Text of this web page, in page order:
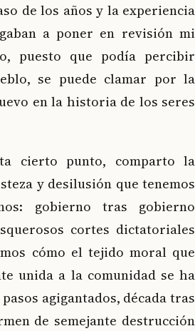
de los años y la experiencia
a poner en revisión mi
puesto que podía percibir
se puede clamar por la
en la historia de los seres
cierto punto, comparto la
y desilusión que tenemos
gobierno tras gobierno
cortes dictatoriales
cómo el tejido moral que
unida a la comunidad se ha
agigantados, década tras
de semejante destrucción